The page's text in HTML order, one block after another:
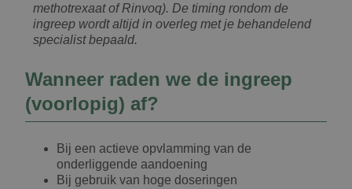
methotrexaat of Rinvoq). De timing rondom de
ingreep wordt altijd in overleg met je behandelend
specialist bepaald.
Wanneer raden we de ingreep
(voorlopig) af?
Bij een actieve opvlamming van de
onderliggende aandoening
Bij gebruik van hoge doseringen